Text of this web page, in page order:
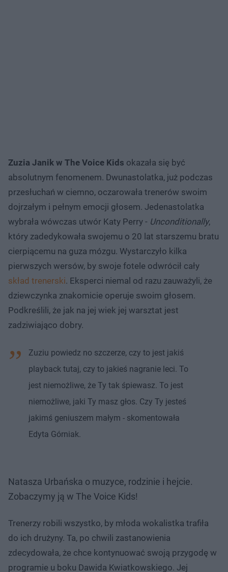
Zuzia Janik w The Voice Kids okazała się być
absolutnym fenomenem. Dwunastolatka, już podczas
przesłuchań w ciemno, oczarowała trenerów swoim
dojrzałym i pełnym emocji głosem. Jedenastolatka
wybrała wówczas utwór Katy Perry - Unconditionally,
który zadedykowała swojemu o 20 lat starszemu bratu
cierpiącemu na guza mózgu. Wystarczyło kilka
pierwszych wersów, by swoje fotele odwrócił cały
skład trenerski. Eksperci niemal od razu zauważyli, że
dziewczynka znakomicie operuje swoim głosem.
Podkreślili, że jak na jej wiek jej warsztat jest
zadziwiająco dobry.
Zuziu powiedz no szczerze, czy to jest jakiś
playback tutaj, czy to jakieś nagranie leci. To
jest niemożliwe, że Ty tak śpiewasz. To jest
niemożliwe, jaki Ty masz głos. Czy Ty jesteś
jakimś geniuszem małym - skomentowała
Edyta Górniak.
Natasza Urbańska o muzyce, rodzinie i hejcie.
Zobaczymy ją w The Voice Kids!
Trenerzy robili wszystko, by młoda wokalistka trafiła
do ich drużyny. Ta, po chwili zastanowienia
zdecydowała, że chce kontynuować swoją przygodę w
programie u boku Dawida Kwiatkowskiego. Jej